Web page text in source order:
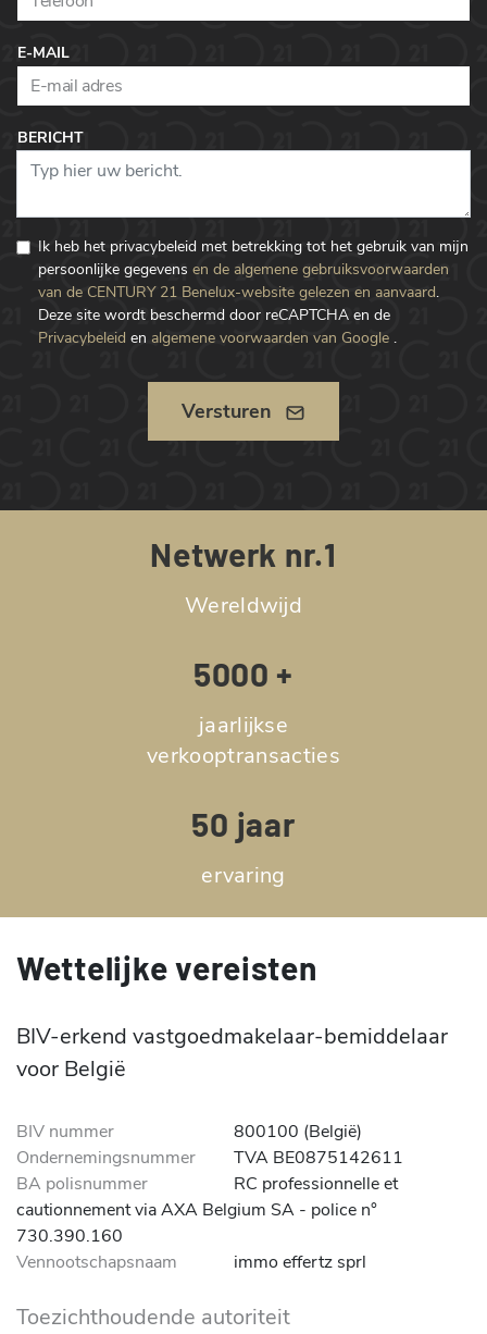
E-MAIL
BERICHT
Ik heb het privacybeleid met betrekking tot het gebruik van mijn
persoonlijke gegevens en de algemene gebruiksvoorwaarden
van de CENTURY 21 Benelux-website gelezen en aanvaard.
Deze site wordt beschermd door reCAPTCHA en de
Privacybeleid en algemene voorwaarden van Google .
Versturen
Netwerk nr.1
Wereldwijd
5000 +
jaarlijkse
verkooptransacties
50 jaar
ervaring
Wettelijke vereisten
BIV-erkend vastgoedmakelaar-bemiddelaar
voor België
BIV nummer
800100 (België)
Ondernemingsnummer
TVA BE0875142611
BA polisnummer
RC professionnelle et
cautionnement via AXA Belgium SA - police n°
730.390.160
Vennootschapsnaam
immo effertz sprl
Toezichthoudende autoriteit